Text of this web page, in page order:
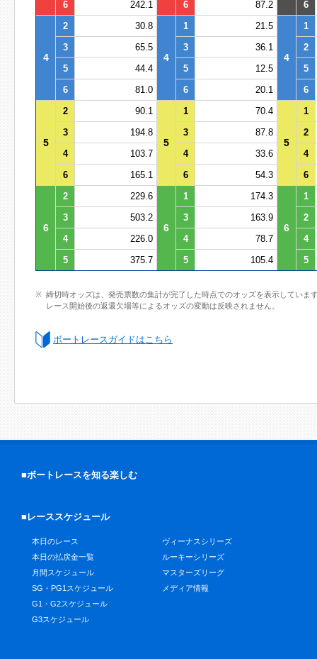
6
242.1 6 87.2 6
4
2 30.8
4
1 21.5
4
1
3
65.5 3 36.1
2
5
44.4 5 12.5
5
6
81.0 6 20.1 6
5
2 90.1
5
1 70.4
5
1
3
194.8 3 87.8
2
4
103.7 4 33.6
4
6
165.1 6 54.3 6
6
2 229.6
6
1 174.3
6
1
3
503.2 3 163.9
2
4
226.0 4 78.7
4
5
375.7 5 105.4 5
締切時オッズは、発売票数の集計が完了した時点でのオッズを表示していま
レース開始後の返還欠場等によるオッズの変動は反映されません。
ボートレースガイドはこちら
■ボートレースを知る楽しむ
■レーススケジュール
本日のレース
本日の払戻金一覧
月間スケジュール
SG・PG1スケジュール
G1・G2スケジュール
G3スケジュール
ヴィーナスシリーズ
ルーキーシリーズ
マスターズリーグ
メディア情報